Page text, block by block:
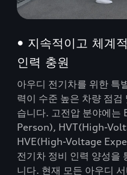
• 지속적이고 체계
인력 충원
아우디 전기차를 위한 특
력이 수준 높은 차량 점검
습니다. 고전압 분야에
Person), HVT(High-
HVE(High-Voltage
전기차 정비 인력 양성을
니다. 현재 모든 아우디